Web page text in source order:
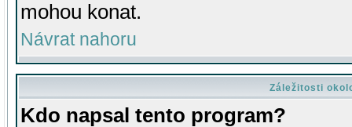
mohou konat.
Návrat nahoru
Záležitosti
Kdo napsal tento program?